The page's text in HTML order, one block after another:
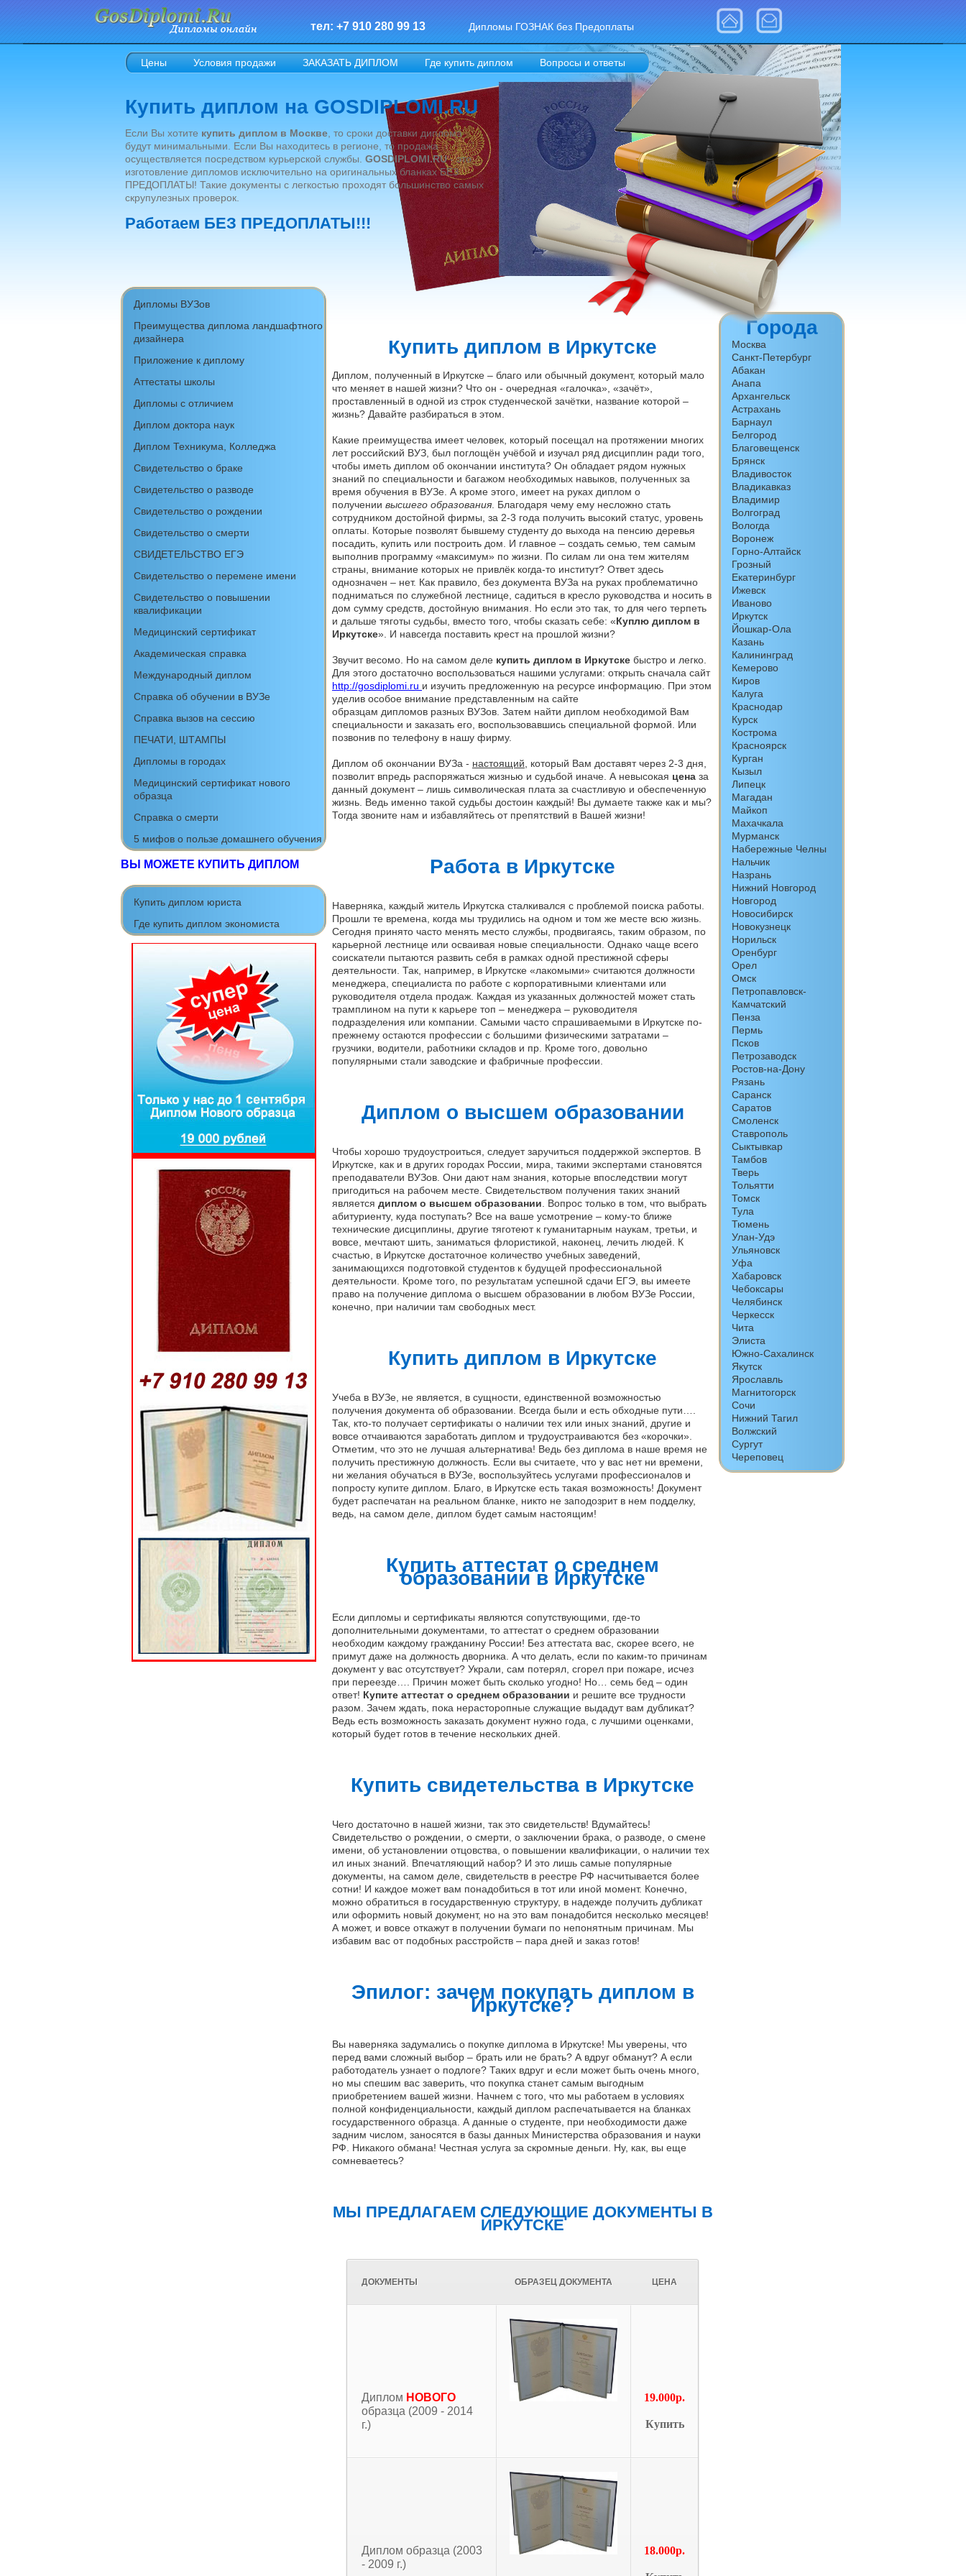
тел: +7 910 280 99 13 Дипломы ГОЗНАК без Предоплаты
Цены Условия продажи ЗАКАЗАТЬ ДИПЛОМ Где купить диплом Вопросы и ответы
Купить диплом на GOSDIPLOMI.RU
Если Вы хотите купить диплом в Москве , то сроки доставки диплома
будут минимальными. Если Вы находитесь в регионе, то продажа
осуществляется посредством курьерской службы. GOSDIPLOMI.RU- это
изготовление дипломов исключительно на оригинальных бланках БЕЗ
ПРЕДОПЛАТЫ! Такие документы с легкостью проходят большинство самых
скрупулезных проверок.
Работаем БЕЗ ПРЕДОПЛАТЫ!!!
Купить диплом в Иркутске
Диплом, полученный в Иркутске – благо или обычный документ, который мало
что меняет в нашей жизни? Что он - очередная «галочка», «зачёт»,
проставленный в одной из строк студенческой зачётки, название которой –
жизнь? Давайте разбираться в этом.
Какие преимущества имеет человек, который посещал на протяжении многих
лет российский ВУЗ, был поглощён учёбой и изучал ряд дисциплин ради того,
чтобы иметь диплом об окончании института? Он обладает рядом нужных
знаний по специальности и багажом необходимых навыков, полученных за
время обучения в ВУЗе. А кроме этого, имеет на руках диплом о
получении высшего образования . Благодаря чему ему несложно стать
сотрудником достойной фирмы, за 2-3 года получить высокий статус, уровень
оплаты. Которые позволят бывшему студенту до выхода на пенсию деревья
посадить, купить или построить дом. И главное – создать семью, тем самым
выполнив программу «максимум» по жизни. По силам ли она тем жителям
страны, внимание которых не привлёк когда-то институт? Ответ здесь
однозначен – нет. Как правило, без документа ВУЗа на руках проблематично
подниматься по служебной лестнице, садиться в кресло руководства и носить в
дом сумму средств, достойную внимания. Но если это так, то для чего терпеть
и дальше тяготы судьбы, вместо того, чтобы сказать себе: «Куплю диплом в
Иркутске». И навсегда поставить крест на прошлой жизни?
Звучит весомо. Но на самом деле купить диплом в Иркутске быстро и легко.
Для этого достаточно воспользоваться нашими услугами: открыть сначала сайт
http://gosdiplomi.ru и изучить предложенную на ресурсе информацию. При этом
уделив особое внимание представленным на сайте
образцам дипломов разных ВУЗов. Затем найти диплом необходимой Вам
специальности и заказать его, воспользовавшись специальной формой. Или
позвонив по телефону в нашу фирму.
Диплом об окончании ВУЗа - настоящий , который Вам доставят через 2-3 дня,
позволит впредь распоряжаться жизнью и судьбой иначе. А невысокая цена за
данный документ – лишь символическая плата за счастливую и обеспеченную
жизнь. Ведь именно такой судьбы достоин каждый! Вы думаете также как и мы?
Тогда звоните нам и избавляйтесь от препятствий в Вашей жизни!
Работа в Иркутске
Наверняка, каждый житель Иркутска сталкивался с проблемой поиска работы.
Прошли те времена, когда мы трудились на одном и том же месте всю жизнь.
Сегодня принято часто менять место службы, продвигаясь, таким образом, по
карьерной лестнице или осваивая новые специальности. Однако чаще всего
соискатели пытаются развить себя в рамках одной престижной сферы
деятельности. Так, например, в Иркутске «лакомыми» считаются должности
менеджера, специалиста по работе с корпоративными клиентами или
руководителя отдела продаж. Каждая из указанных должностей может стать
трамплином на пути к карьере топ – менеджера – руководителя
подразделения или компании. Самыми часто спрашиваемыми в Иркутске по-
прежнему остаются профессии с большими физическими затратами –
грузчики, водители, работники складов и пр. Кроме того, довольно
популярными стали заводские и фабричные профессии.
Диплом о высшем образовании
Чтобы хорошо трудоустроиться, следует заручиться поддержкой экспертов. В
Иркутске, как и в других городах России, мира, такими экспертами становятся
преподаватели ВУЗов. Они дают нам знания, которые впоследствии могут
пригодиться на рабочем месте. Свидетельством получения таких знаний
является диплом о высшем образовании . Вопрос только в том, что выбрать
абитуриенту, куда поступать? Все на ваше усмотрение – кому-то ближе
технические дисциплины, другие тяготеют к гуманитарным наукам, третьи, и
вовсе, мечтают шить, заниматься флористикой, наконец, лечить людей. К
счастью, в Иркутске достаточное количество учебных заведений,
занимающихся подготовкой студентов к будущей профессиональной
деятельности. Кроме того, по результатам успешной сдачи ЕГЭ, вы имеете
право на получение диплома о высшем образовании в любом ВУЗе России,
конечно, при наличии там свободных мест.
Купить диплом в Иркутске
Учеба в ВУЗе, не является, в сущности, единственной возможностью
получения документа об образовании. Всегда были и есть обходные пути….
Так, кто-то получает сертификаты о наличии тех или иных знаний, другие и
вовсе отчаиваются заработать диплом и трудоустраиваются без «корочки».
Отметим, что это не лучшая альтернатива! Ведь без диплома в наше время не
получить престижную должность. Если вы считаете, что у вас нет ни времени,
ни желания обучаться в ВУЗе, воспользуйтесь услугами профессионалов и
попросту купите диплом. Благо, в Иркутске есть такая возможность! Документ
будет распечатан на реальном бланке, никто не заподозрит в нем подделку,
ведь, на самом деле, диплом будет самым настоящим!
Купить аттестат о среднем
образовании в Иркутске
Если дипломы и сертификаты являются сопутствующими, где-то
дополнительными документами, то аттестат о среднем образовании
необходим каждому гражданину России! Без аттестата вас, скорее всего, не
примут даже на должность дворника. А что делать, если по каким-то причинам
документ у вас отсутствует? Украли, сам потерял, сгорел при пожаре, исчез
при переезде…. Причин может быть сколько угодно! Но… семь бед – один
ответ! Купите аттестат о среднем образовании и решите все трудности
разом. Зачем ждать, пока нерасторопные служащие выдадут вам дубликат?
Ведь есть возможность заказать документ нужно года, с лучшими оценками,
который будет готов в течение нескольких дней.
Купить свидетельства в Иркутске
Чего достаточно в нашей жизни, так это свидетельств! Вдумайтесь!
Свидетельство о рождении, о смерти, о заключении брака, о разводе, о смене
имени, об установлении отцовства, о повышении квалификации, о наличии тех
ил иных знаний. Впечатляющий набор? И это лишь самые популярные
документы, на самом деле, свидетельств в реестре РФ насчитывается более
сотни! И каждое может вам понадобиться в тот или иной момент. Конечно,
можно обратиться в государственную структуру, в надежде получить дубликат
или оформить новый документ, но на это вам понадобится несколько месяцев!
А может, и вовсе откажут в получении бумаги по непонятным причинам. Мы
избавим вас от подобных расстройств – пара дней и заказ готов!
Эпилог: зачем покупать диплом в
Иркутске?
Вы наверняка задумались о покупке диплома в Иркутске! Мы уверены, что
перед вами сложный выбор – брать или не брать? А вдруг обманут? А если
работодатель узнает о подлоге? Таких вдруг и если может быть очень много,
но мы спешим вас заверить, что покупка станет самым выгодным
приобретением вашей жизни. Начнем с того, что мы работаем в условиях
полной конфиденциальности, каждый диплом распечатывается на бланках
государственного образца. А данные о студенте, при необходимости даже
задним числом, заносятся в базы данных Министерства образования и науки
РФ. Никакого обмана! Честная услуга за скромные деньги. Ну, как, вы еще
сомневаетесь?
МЫ ПРЕДЛАГАЕМ СЛЕДУЮЩИЕ ДОКУМЕНТЫ В
ИРКУТСКЕ
ДОКУМЕНТЫ ОБРАЗЕЦ ДОКУМЕНТА ЦЕНА
Диплом НОВОГО
образца (2009 - 2014
г.)
19.000р.
Купить
Диплом образца (2003
- 2009 г.)
18.000р.
Дипломы ВУЗов
Преимущества диплома ландшафтного
дизайнера
Приложение к диплому
Аттестаты школы
Дипломы с отличием
Диплом доктора наук
Диплом Техникума, Колледжа
Свидетельство о браке
Свидетельство о разводе
Свидетельство о рождении
Свидетельство о смерти
СВИДЕТЕЛЬСТВО ЕГЭ
Свидетельство о перемене имени
Свидетельство о повышении
квалификации
Медицинский сертификат
Академическая справка
Международный диплом
Cправка об обучении в ВУЗе
Справка вызов на сессию
ПЕЧАТИ, ШТАМПЫ
Дипломы в городах
Медицинский сертификат нового
образца
Справка о смерти
5 мифов о пользе домашнего обучения
ВЫ МОЖЕТЕ КУПИТЬ ДИПЛОМ
Купить диплом юриста
Где купить диплом экономиста
Города
Москва
Санкт-Петербург
Абакан
Анапа
Архангельск
Астрахань
Барнаул
Белгород
Благовещенск
Брянск
Владивосток
Владикавказ
Владимир
Волгоград
Вологда
Воронеж
Горно-Алтайск
Грозный
Екатеринбург
Ижевск
Иваново
Иркутск
Йошкар-Ола
Казань
Калининград
Кемерово
Киров
Калуга
Краснодар
Курск
Кострома
Красноярск
Курган
Кызыл
Липецк
Магадан
Майкоп
Махачкала
Мурманск
Набережные Челны
Нальчик
Назрань
Нижний Новгород
Новгород
Новосибирск
Новокузнецк
Норильск
Оренбург
Орел
Омск
Петропавловск-
Камчатский
Пенза
Пермь
Псков
Петрозаводск
Ростов-на-Дону
Рязань
Саранск
Саратов
Смоленск
Ставрополь
Сыктывкар
Тамбов
Тверь
Тольятти
Томск
Тула
Тюмень
Улан-Удэ
Ульяновск
Уфа
Хабаровск
Чебоксары
Челябинск
Черкесск
Чита
Элиста
Южно-Сахалинск
Якутск
Ярославль
Магнитогорск
Сочи
Нижний Тагил
Волжский
Сургут
Череповец